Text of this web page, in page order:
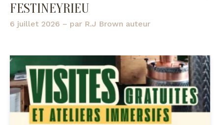
FESTINEYRIEU
6 juillet 2026 – par R.J Brown auteur